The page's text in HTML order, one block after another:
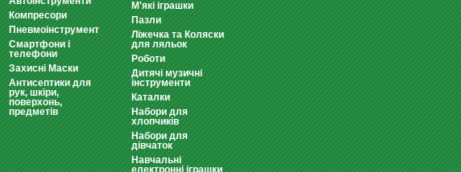
Компресори
Пневмоінструмент
Смартфони і
телефони
Захисні Маски
Антисептики для
рук, шкіри,
поверхонь,
предметів
М'які іграшки
Пазли
Ліжечка та Коляски
для ляльок
Роботи
Дитячі музичні
інструменти
Каталки
Набори для
хлопчиків
Набори для
дівчаток
Навчальні
електронні іграшки